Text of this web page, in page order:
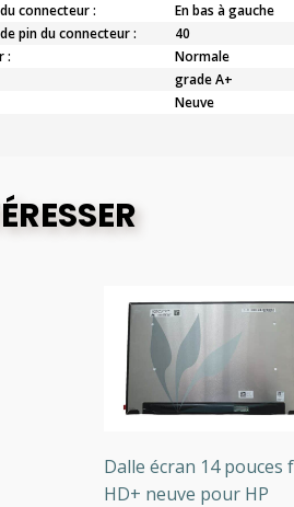
connecteur :
En bas à gauche
pin du connecteur :
40
:
Normale
grade A+
Neuve
Dalle écran 14 pouces full
HD+ neuve pour HP